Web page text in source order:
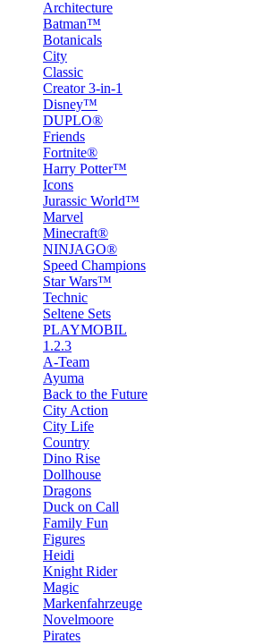
Architecture
Batman™
Botanicals
City
Classic
Creator 3-in-1
Disney™
DUPLO®
Friends
Fortnite®
Harry Potter™
Icons
Jurassic World™
Marvel
Minecraft®
NINJAGO®
Speed Champions
Star Wars™
Technic
Seltene Sets
PLAYMOBIL
1.2.3
A-Team
Ayuma
Back to the Future
City Action
City Life
Country
Dino Rise
Dollhouse
Dragons
Duck on Call
Family Fun
Figures
Heidi
Knight Rider
Magic
Markenfahrzeuge
Novelmoore
Pirates